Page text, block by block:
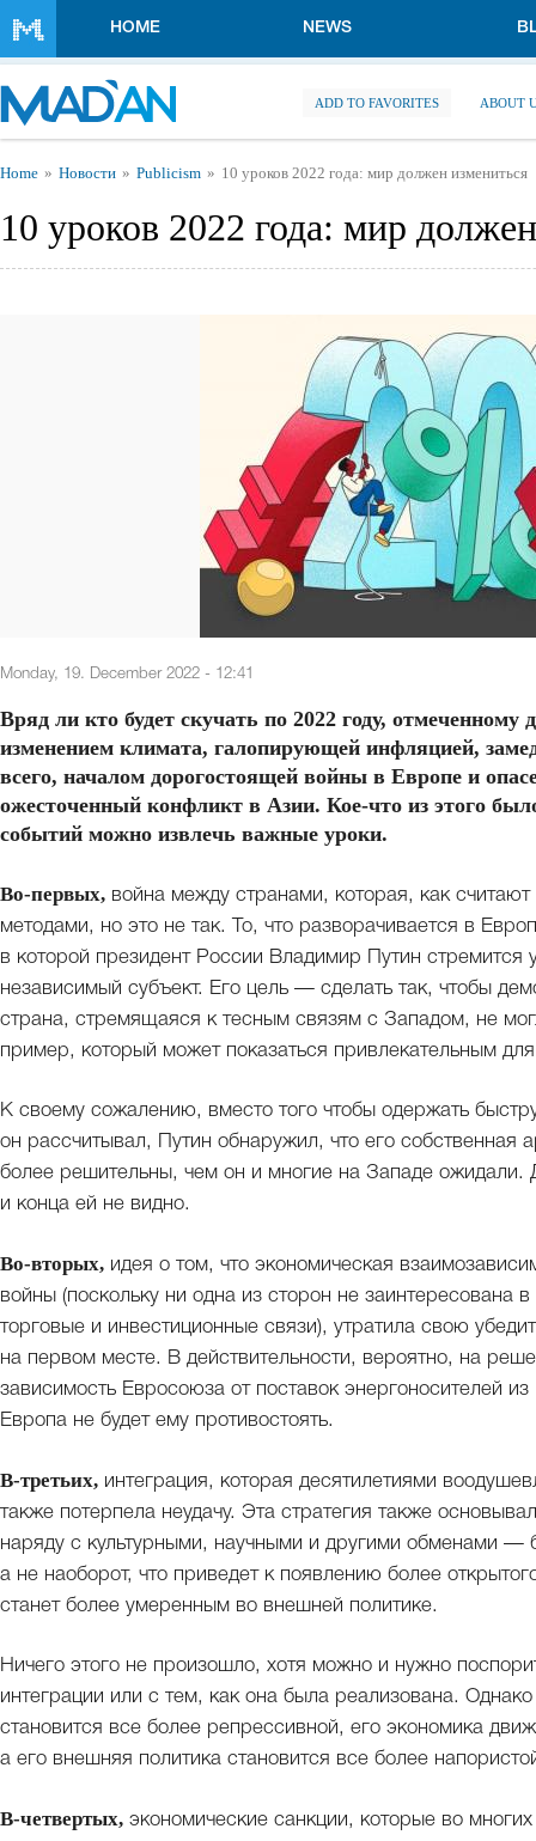
HOME NEWS
ADD TO FAVORITES ABOUT
You are here
Home Новости Publicism 10 уроков 2022 года: мир должен измениться
10 уроков 2022 года: мир
Monday, 19. December 2022 - 12:41
Вряд ли кто будет скучать по 2022 году,
изменением климата, галопирующей инфляцией,
всего, началом дорогостоящей войны в Европе и
ожесточенный конфликт в Азии. Кое-что из этого
событий можно извлечь важные уроки.
Во-первых, война между странами, которая, как
методами, но это не так. То, что разворачивается в
в которой президент России Владимир Путин стремится
независимый субъект. Его цель — сделать так, чтобы
страна, стремящаяся к тесным связям с Западом, не
пример, который может показаться привлекательным
К своему сожалению, вместо того чтобы одержать
он рассчитывал, Путин обнаружил, что его собственная
более решительны, чем он и многие на Западе ожидали.
и конца ей не видно.
Во-вторых, идея о том, что экономическая
войны (поскольку ни одна из сторон не заинтересована
торговые и инвестиционные связи), утратила свою
на первом месте. В действительности, вероятно, на
зависимость Евросоюза от поставок энергоносителей
Европа не будет ему противостоять.
В-третьих, интеграция, которая десятилетиями
также потерпела неудачу. Эта стратегия также
наряду с культурными, научными и другими обменами —
а не наоборот, что приведет к появлению более
станет более умеренным во внешней политике.
Ничего этого не произошло, хотя можно и нужно
интеграции или с тем, как она была реализована.
становится все более репрессивной, его экономика
а его внешняя политика становится все более
В-четвертых, экономические санкции, которые во